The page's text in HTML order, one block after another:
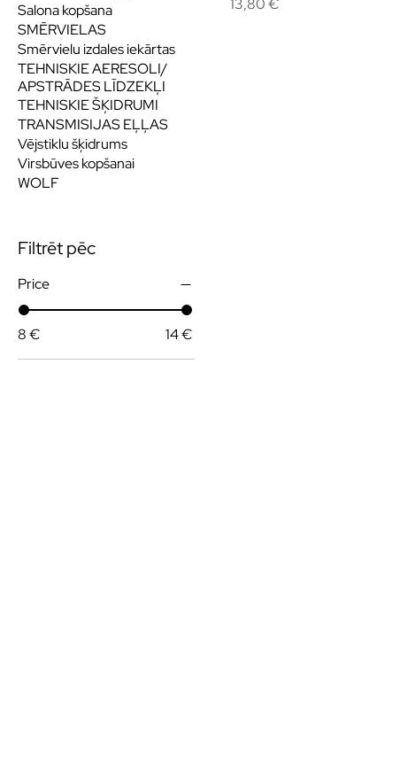
Salona kopšana
SMĒRVIELAS
Smērvielu izdales iekārtas
TEHNISKIE AERESOLI/
APSTRĀDES LĪDZEKĻI
TEHNISKIE ŠĶIDRUMI
TRANSMISIJAS EĻĻAS
Vējstiklu šķidrums
Virsbūves kopšanai
WOLF
Filtrēt pēc
Price
8 € 14 €
13,80 €